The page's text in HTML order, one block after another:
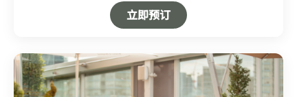
立即预订Open in New Tab